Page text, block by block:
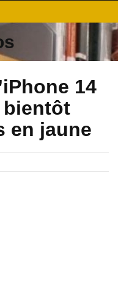
14
bientôt
en jaune